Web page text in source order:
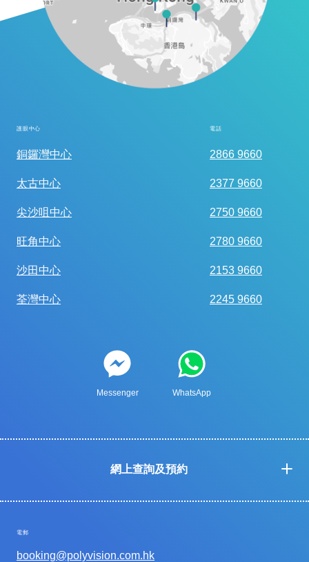
護眼中心 電話
銅鑼灣中心 2866 9660
太古中心 2377 9660
尖沙咀中心 2750 9660
旺角中心 2780 9660
沙田中心 2153 9660
荃灣中心 2245 9660
Messenger WhatsApp
網上查詢及預約
電郵
booking@polyvision.com.hk